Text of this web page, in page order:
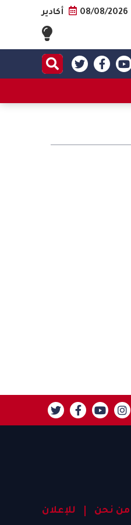
08/08/2026 أكادير
من نحن للإعلان